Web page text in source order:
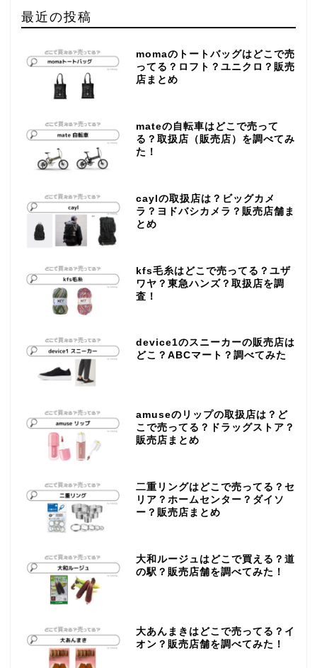
最近の投稿
momaのトートバッグはどこで売
ってる？ロフト？ユニクロ？販売
店まとめ
mateの自転車はどこで売って
る？取扱店（販売店）を調べてみ
た！
caylの取扱店は？ビッグカメ
ラ？ヨドバシカメラ？販売店舗ま
とめ
kfs毛糸はどこで売ってる？ユザ
ワヤ？東急ハンズ？取扱店を調
査！
device1のスニーカーの販売店は
どこ？ABCマート？調べてみた
amuseのリップの取扱店は？ど
こで売ってる？ドラッグストア？
販売店まとめ
二重リングはどこで売ってる？セ
リア？ホームセンター？ダイソ
ー？販売店まとめ
大和ルージュはどこで買える？道
の駅？販売店舗を調べてみた！
大あんまきはどこで売ってる？イ
オン？販売店舗を調べてみた！